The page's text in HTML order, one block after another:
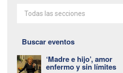
Todas las secciones
Buscar eventos
‘Madre e hijo’, amor
enfermo y sin límites